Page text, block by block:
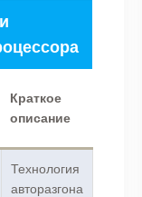
Краткое
описание
Технология
авторазгона